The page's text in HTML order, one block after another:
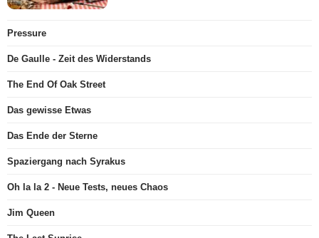
Pressure
De Gaulle - Zeit des Widerstands
The End Of Oak Street
Das gewisse Etwas
Das Ende der Sterne
Spaziergang nach Syrakus
Oh la la 2 - Neue Tests, neues Chaos
Jim Queen